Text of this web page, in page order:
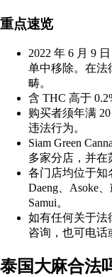
重点速览
2022 年 6 月 9
单中移除。在法
畴。
含 THC 高于
购买者须年满
违法行为。
Siam Green
多家分店，并在
各门店均位于知
Daeng、Asoke
Samui。
如有任何关于法
咨询，也可电话
泰国大麻合法